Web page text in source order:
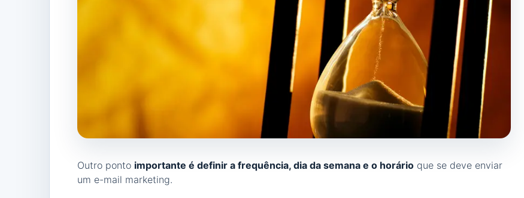
Outro ponto importante é definir a frequência, dia da semana e o horário que se deve enviar
um e-mail marketing.